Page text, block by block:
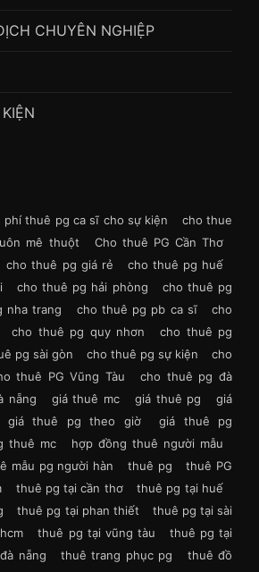
CHUYÊN NGHIỆP
phí thuê pg ca sĩ cho sự kiện
cho thue
mê thuột
Cho thuê PG Cần Thơ
cho thuê pg giá rẻ
cho thuê pg huế
cho thuê pg hải phòng
cho thuê pg
nha trang cho thuê pg pb ca sĩ
cho
cho thuê pg quy nhơn
cho thuê pg
pg sài gòn cho thuê pg sự kiện
cho
thuê PG Vũng Tàu
cho thuê pg đà
nẵng giá thuê mc giá thuê pg
giá
giá thuê pg theo giờ
giá thuê pg
thuê mc
hợp đồng thuê người mẫu
mẫu pg người hàn thuê pg
thuê PG
thuê pg tại cần thơ
thuê pg tại huế
thuê pg tại phan thiết
thuê pg tại sài
thuê pg tại vũng tàu
thuê pg tại
nẵng thuê trang phục pg
thuê đồ